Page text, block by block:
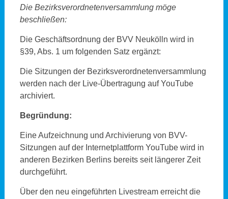
Die Bezirksverordnetenversammlung möge
beschließen:
Die Geschäftsordnung der BVV Neukölln wird in
§39, Abs. 1 um folgenden Satz ergänzt:
Die Sitzungen der Bezirksverordnetenversammlung
werden nach der Live-Übertragung auf YouTube
archiviert.
Begründung:
Eine Aufzeichnung und Archivierung von BVV-
Sitzungen auf der Internetplattform YouTube wird in
anderen Bezirken Berlins bereits seit längerer Zeit
durchgeführt.
Über den neu eingeführten Livestream erreicht die